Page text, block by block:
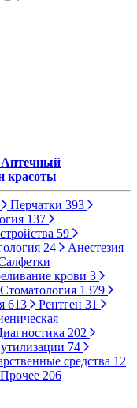
Аптечный
красоты
Перчатки 393
137
59
24
Анестезия
крови 3
Стоматология 1379
613 Рентген 31
202
74
средства 12
206